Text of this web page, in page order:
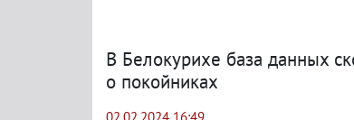
В Белокурихе база данных
о покойниках